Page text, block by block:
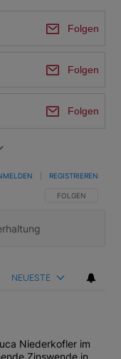
Folgen
Folgen
Folgen
FOLGE DIESER
FOLGEN
REGISTRIEREN
NEUESTE
Niederkofler im